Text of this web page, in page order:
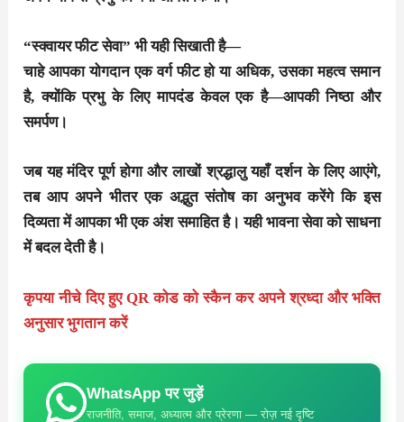
“स्क्वायर फीट सेवा” भी यही सिखाती है—
चाहे आपका योगदान एक वर्ग फीट हो या अधिक, उसका महत्व समान
है, क्योंकि प्रभु के लिए मापदंड केवल एक है—आपकी निष्ठा और
समर्पण।
जब यह मंदिर पूर्ण होगा और लाखों श्रद्धालु यहाँ दर्शन के लिए आएंगे,
तब आप अपने भीतर एक अद्भुत संतोष का अनुभव करेंगे कि इस
दिव्यता में आपका भी एक अंश समाहित है। यही भावना सेवा को साधना
में बदल देती है।
कृपया नीचे दिए हुए QR कोड को स्कैन कर अपने श्रध्दा और भक्ति
अनुसार भुगतान करें
WhatsApp पर जुड़ें
राजनीति, समाज, अध्यात्म और प्रेरणा — रोज़ नई दृष्टि